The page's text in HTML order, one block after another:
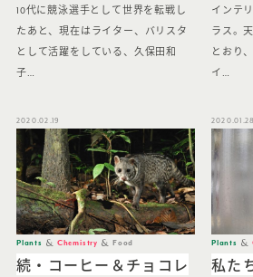
10代に競泳選手として世界を転戦し
たあと、現在はライター、バリスタ
として活躍をしている、久保田和
子…
インテ
ラス。
とおり
イ…
Plants Chemistry Food
2020.02.19
続・コーヒー＆チョコレ
Plants
2020.01.28
私た